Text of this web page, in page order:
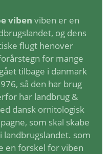
viben viben er en
og dens
flugt henover
for mange
tilbage i danmark
så den har brug
har landbrug &
dansk ornitologisk
som skal skabe
som
en forskel for viben